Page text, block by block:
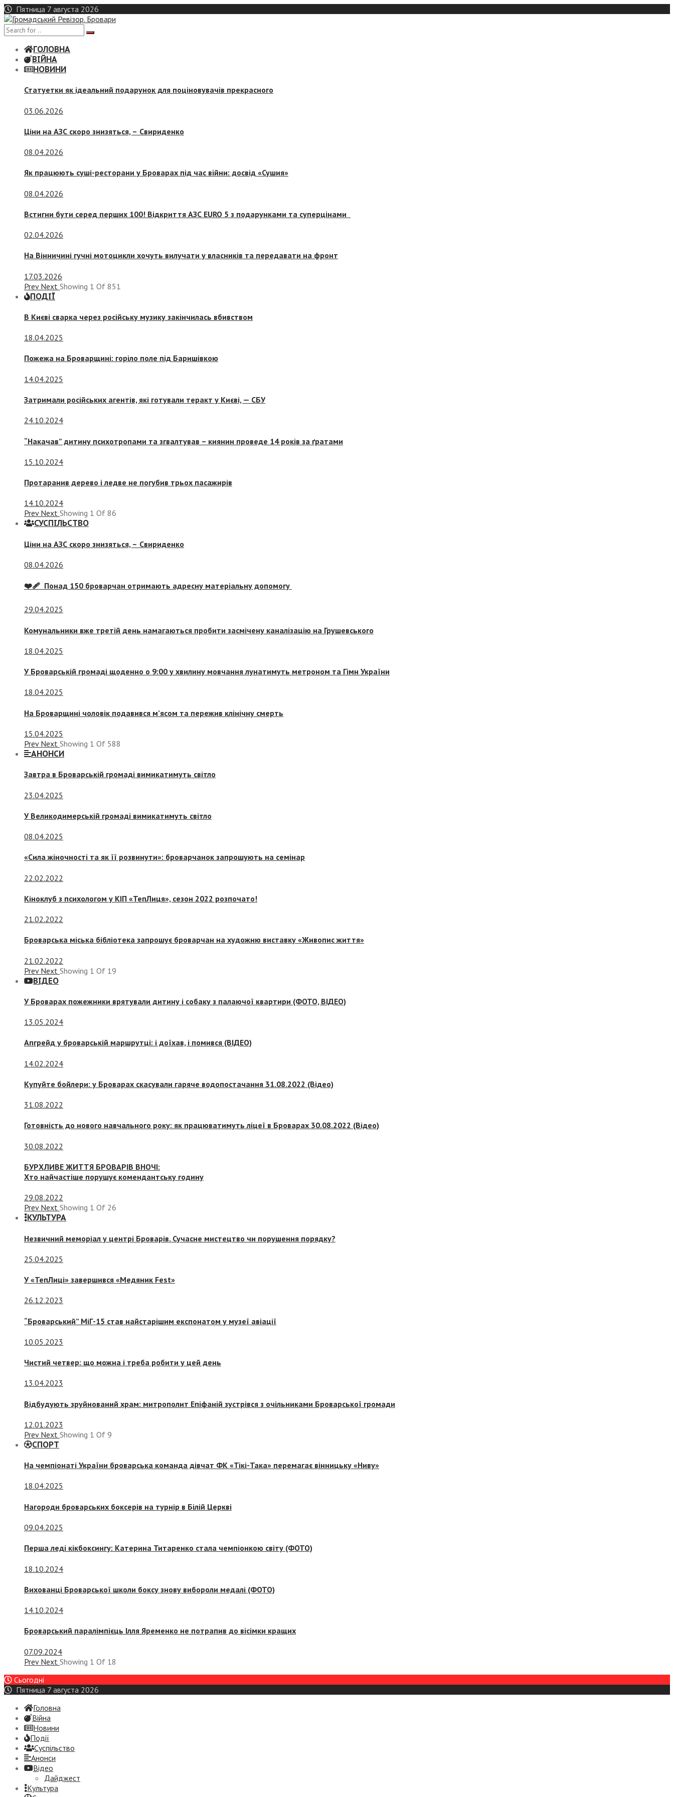
Skip
to
content
Пятница 7 августа 2026
ГОЛОВНА
ВІЙНА
НОВИНИ
Статуетки як ідеальний подарунок для поціновувачів прекрасного
03.06.2026
Ціни на АЗС скоро знизяться, – Свириденко
08.04.2026
Як працюють суші-ресторани у Броварах під час війни: досвід «Сушия»
08.04.2026
Встигни бути серед перших 100! Відкриття АЗС EURO 5 з подарунками та суперцінами
02.04.2026
На Вінничині гучні мотоцикли хочуть вилучати у власників та передавати на фронт
17.03.2026
Prev Next Showing 1 Of 851
ПОДІЇ
В Києві сварка через російську музику закінчилась вбивством
18.04.2025
Пожежа на Броварщині: горіло поле під Баришівкою
14.04.2025
Затримали російських агентів, які готували теракт у Києві, — СБУ
24.10.2024
“Накачав” дитину психотропами та згвалтував – киянин проведе 14 років за ґратами
15.10.2024
Протаранив дерево і ледве не погубив трьох пасажирів
14.10.2024
Prev Next Showing 1 Of 86
СУСПIЛЬСТВО
Ціни на АЗС скоро знизяться, – Свириденко
08.04.2026
❤️‍🩹 Понад 150 броварчан отримають адресну матеріальну допомогу
29.04.2025
Комунальники вже третій день намагаються пробити засмічену каналізацію на Грушевського
18.04.2025
У Броварській громаді щоденно о 9:00 у хвилину мовчання лунатимуть метроном та Гімн України
18.04.2025
На Броварщині чоловік подавився м’ясом та пережив клінічну смерть
15.04.2025
Prev Next Showing 1 Of 588
АНОНСИ
Завтра в Броварській громаді вимикатимуть світло
23.04.2025
У Великодимерській громаді вимикатимуть світло
08.04.2025
«Сила жіночності та як її розвинути»: броварчанок запрошують на семінар
22.02.2022
Кіноклуб з психологом у КІП «ТепЛиця», сезон 2022 розпочато!
21.02.2022
Броварська міська бібліотека запрошує броварчан на художню виставку «Живопис життя»
21.02.2022
Prev Next Showing 1 Of 19
ВІДЕО
У Броварах пожежники врятували дитину і собаку з палаючої квартири (ФОТО, ВІДЕО)
13.05.2024
Апгрейд у броварській маршрутці: і доїхав, і помився (ВІДЕО)
14.02.2024
Купуйте бойлери: у Броварах скасували гаряче водопостачання 31.08.2022 (Відео)
31.08.2022
Готовність до нового навчального року: як працюватимуть ліцеї в Броварах 30.08.2022 (Відео)
30.08.2022
БУРХЛИВЕ ЖИТТЯ БРОВАРІВ ВНОЧІ:
Хто найчастіше порушує комендантську годину
29.08.2022
Prev Next Showing 1 Of 26
КУЛЬТУРА
Незвичний меморіал у центрі Броварів. Сучасне мистецтво чи порушення порядку?
25.04.2025
У «ТепЛиці» завершився «Медяник Fest»
26.12.2023
“Броварський” МіГ-15 став найстарішим експонатом у музеї авіації
10.05.2023
Чистий четвер: що можна і треба робити у цей день
13.04.2023
Відбудують зруйнований храм: митрополит Епіфаній зустрівся з очільниками Броварської громади
12.01.2023
Prev Next Showing 1 Of 9
СПОРТ
На чемпіонаті України броварська команда дівчат ФК «Тікі-Така» перемагає вінницьку «Ниву»
18.04.2025
Нагороди броварських боксерів на турнір в Білій Церкві
09.04.2025
Перша леді кікбоксингу: Катерина Титаренко стала чемпіонкою світу (ФОТО)
18.10.2024
Вихованці Броварської школи боксу знову вибороли медалі (ФОТО)
14.10.2024
Броварський паралімпієць Ілля Яременко не потрапив до вісімки кращих
07.09.2024
Prev Next Showing 1 Of 18
Сьогодні
Пятница 7 августа 2026
Головна
Війна
Новини
Події
Суспiльство
Анонси
Відео
Дайджест
Культура